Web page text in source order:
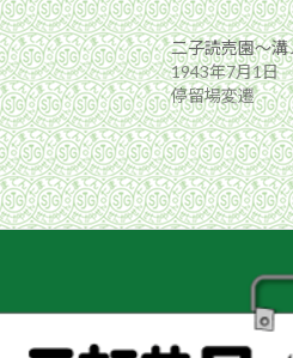
二子読売園〜
1943年7月1日
停留場変遷